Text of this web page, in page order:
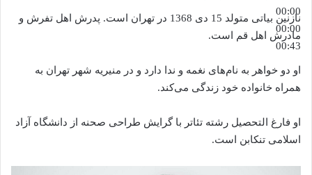
00:00
00:00
00:43
نازنین بیاتی متولد 15 دی 1368 در تهران است. پدرش اهل تفرش و
مادرش اهل قم است.
او دو خواهر به نام‌های نغمه و ندا دارد و در منیریه شهر تهران به
همراه خانواده خود زندگی می‌کند.
او فارغ التحصیل رشته تئاتر با گرایش طراحی صحنه از دانشگاه آزاد
اسلامی تنکابن است.